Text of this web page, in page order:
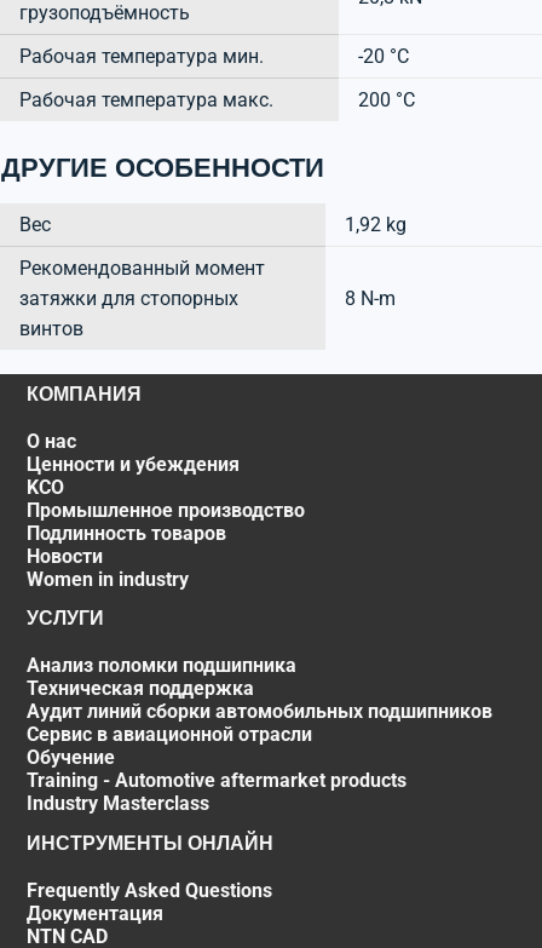
грузоподъёмность
Рабочая температура мин.
-20 °C
Рабочая температура макс.
200 °C
ДРУГИЕ ОСОБЕННОСТИ
Вес
1,92 kg
Рекомендованный момент
затяжки для стопорных
винтов
8 N-m
КОМПАНИЯ
О нас
Ценности и убеждения
KCO
Промышленное производство
Подлинность товаров
Новости
Women in industry
УСЛУГИ
Анализ поломки подшипника
Техническая поддержка
Аудит линий сборки автомобильных подшипников
Сервис в авиационной отрасли
Обучение
Training - Automotive aftermarket products
Industry Masterclass
ИНСТРУМЕНТЫ ОНЛАЙН
Frequently Asked Questions
Документация
NTN CAD